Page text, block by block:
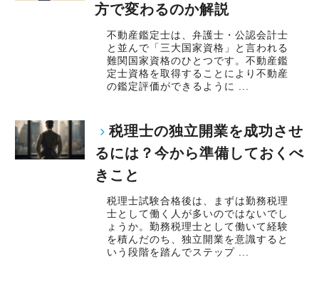
方で変わるのか解説
不動産鑑定士は、弁護士・公認会計士
と並んで「三大国家資格」と言われる
難関国家資格のひとつです。不動産鑑
定士資格を取得することにより不動産
の鑑定評価ができるように ...
税理士の独立開業を成功させ
るには？今から準備しておくべ
きこと
税理士試験合格後は、まずは勤務税理
士として働く人が多いのではないでし
ょうか。勤務税理士として働いて経験
を積んだのち、独立開業を意識すると
いう段階を踏んでステップ ...